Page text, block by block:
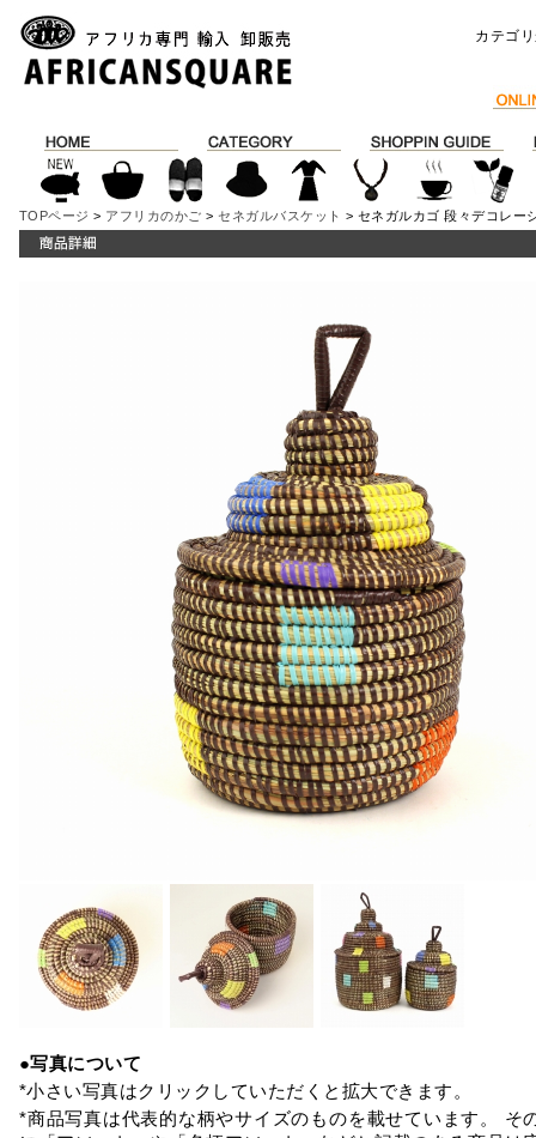
カテゴ
TOPページ > アフリカのかご >セネガルバスケット > セネガルカゴ 段々デコレー
●写真について
*小さい写真はクリックしていただくと拡大できます。
*商品写真は代表的な柄やサイズのものを載せています。 そ